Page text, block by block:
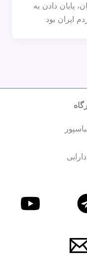
پایان دادن به
ایران بود